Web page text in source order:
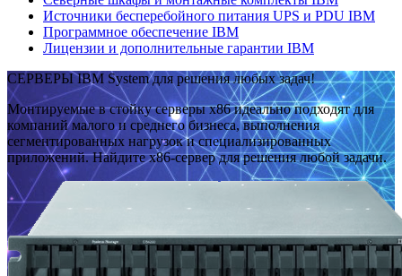
Источники бесперебойного питания UPS и PDU IBM
Программное обеспечение IBM
Лицензии и дополнительные гарантии IBM
СЕРВЕРЫ IBM System для решения любых задач!
Монтируемые в стойку серверы x86 идеально подходят для
компаний малого и среднего бизнеса, выполнения
сегментированных нагрузок и специализированных
приложений. Найдите x86-сервер для решения любой задачи.